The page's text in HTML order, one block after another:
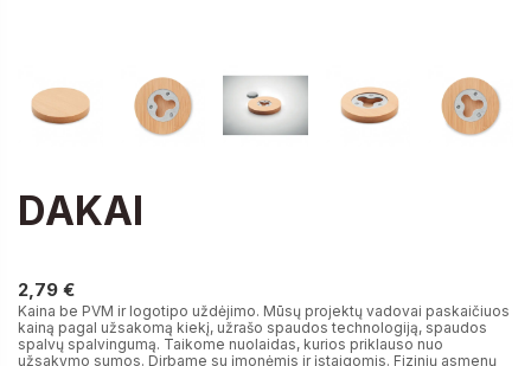
DAKAI
2,79 €
Kaina be PVM ir logotipo uždėjimo. Mūsų projektų vadovai paskaičiuos
kainą pagal užsakomą kiekį, užrašo spaudos technologiją, spaudos
spalvų spalvingumą. Taikome nuolaidas, kurios priklauso nuo
užsakymo sumos. Dirbame su įmonėmis ir įstaigomis. Fizinių asmenų